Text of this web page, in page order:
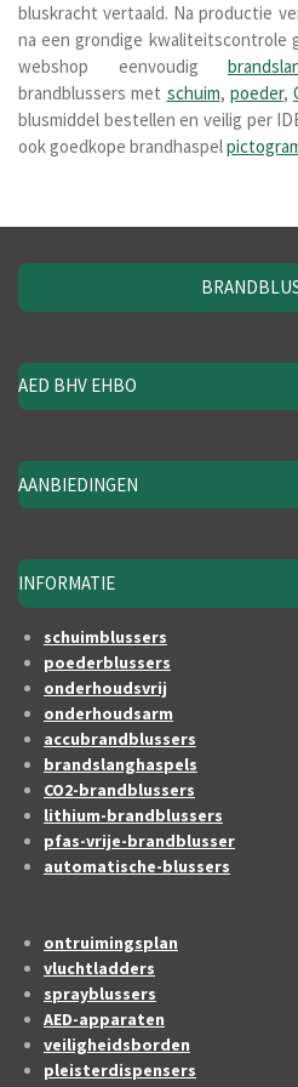
bluskracht vertaald. Na productie
na een grondige kwaliteitscontrole
webshop eenvoudig
brandblussers met schuim, poeder,
blusmiddel bestellen en veilig per
ook goedkope brandhaspel
AED BHV EHBO
AANBIEDINGEN
INFORMATIE
schuimblussers
poederblussers
onderhoudsvrij
onderhoudsarm
accubrandblussers
brandslanghaspels
CO2-brandblussers
lithium-brandblussers
pfas-vrije-brandblusser
automatische-blussers
ontruimingsplan
vluchtladders
sprayblussers
AED-apparaten
veiligheidsborden
pleisterdispensers